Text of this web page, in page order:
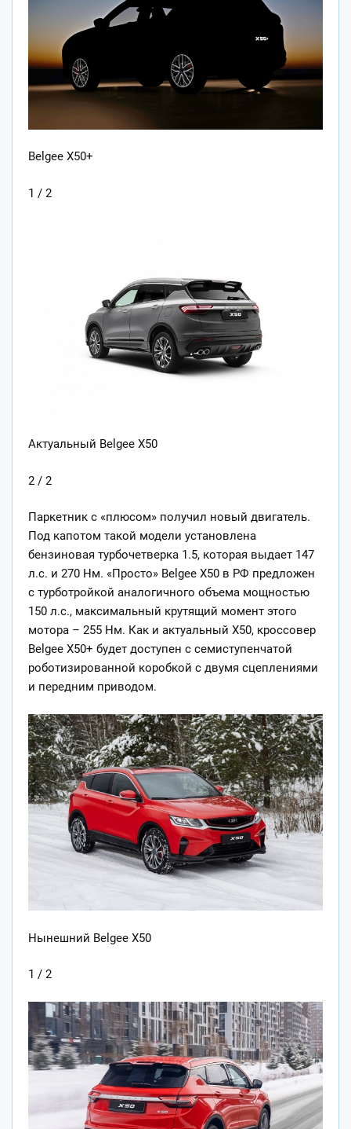
Belgee X50+
1 / 2
Актуальный Belgee X50
2 / 2
Паркетник с «плюсом» получил новый двигатель.
Под капотом такой модели установлена
бензиновая турбочетверка 1.5, которая выдает 147
л.с. и 270 Нм. «Просто» Belgee X50 в РФ предложен
с турботройкой аналогичного объема мощностью
150 л.с., максимальный крутящий момент этого
мотора – 255 Нм. Как и актуальный X50, кроссовер
Belgee X50+ будет доступен с семиступенчатой
роботизированной коробкой с двумя сцеплениями
и передним приводом.
Нынешний Belgee X50
1 / 2